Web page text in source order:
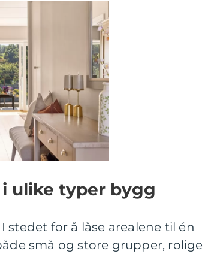
ulike typer bygg
stedet for å låse arealene til én
små og store grupper, rolige